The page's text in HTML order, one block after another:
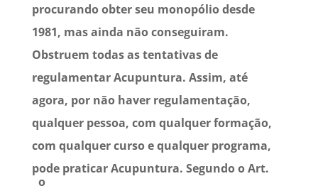
procurando obter seu monopólio desde
1981, mas ainda não conseguiram.
Obstruem todas as tentativas de
regulamentar Acupuntura. Assim, até
agora, por não haver regulamentação,
qualquer pessoa, com qualquer formação,
com qualquer curso e qualquer programa,
pode praticar Acupuntura. Segundo o Art.
o